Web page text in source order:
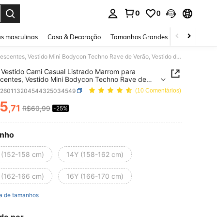
0 0
masculinas Casa & Decoração Tamanhos Grandes Joias e
SHEIN Vestido Cami Casual Listrado Marrom para Adolescentes, Vestido Mini Bodycon Techno Rave de Verão, Vestido de Balada com Alças Finas e Tela, Adequado para Férias
Vestido Cami Casual Listrado Marrom para
Vestido Mini Bodycon Techno Rave de
de Balada com Alças Finas e Tela,
para Férias
(10 Comentários)
AND AVAILABILITY
,71 R$60,99 -25%
(152-158 cm) 14Y (158-162 cm)
(162-166 cm) 16Y (166-170 cm)
de tamanhos